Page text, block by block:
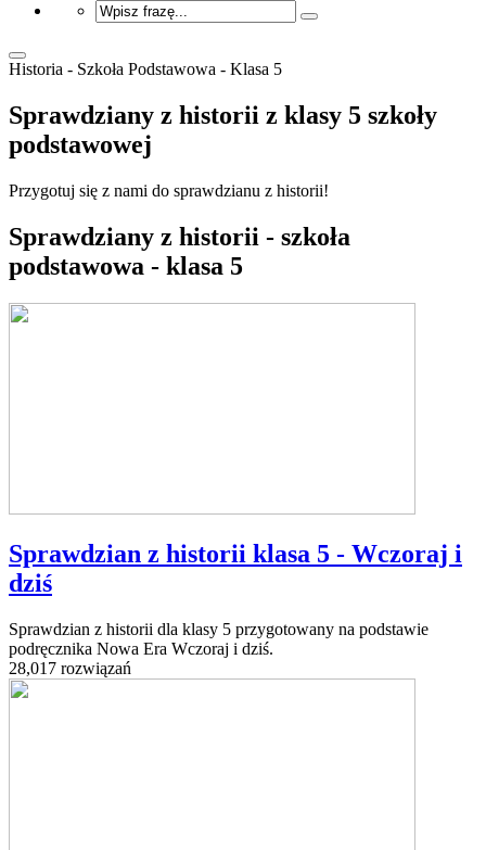
Historia - Szkoła Podstawowa - Klasa 5
Sprawdziany z historii z klasy 5 szkoły
podstawowej
Przygotuj się z nami do sprawdzianu z historii!
Sprawdziany z historii - szkoła
podstawowa - klasa 5
Sprawdzian z historii klasa 5 - Wczoraj i
dziś
Sprawdzian z historii dla klasy 5 przygotowany na podstawie
podręcznika Nowa Era Wczoraj i dziś.
28,017 rozwiązań